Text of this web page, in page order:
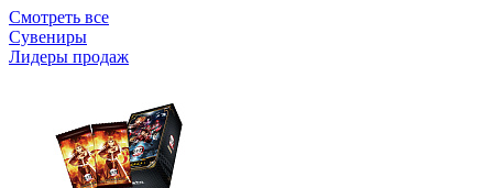
Смотреть все
Сувениры
Лидеры продаж